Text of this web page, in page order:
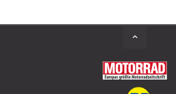
Back